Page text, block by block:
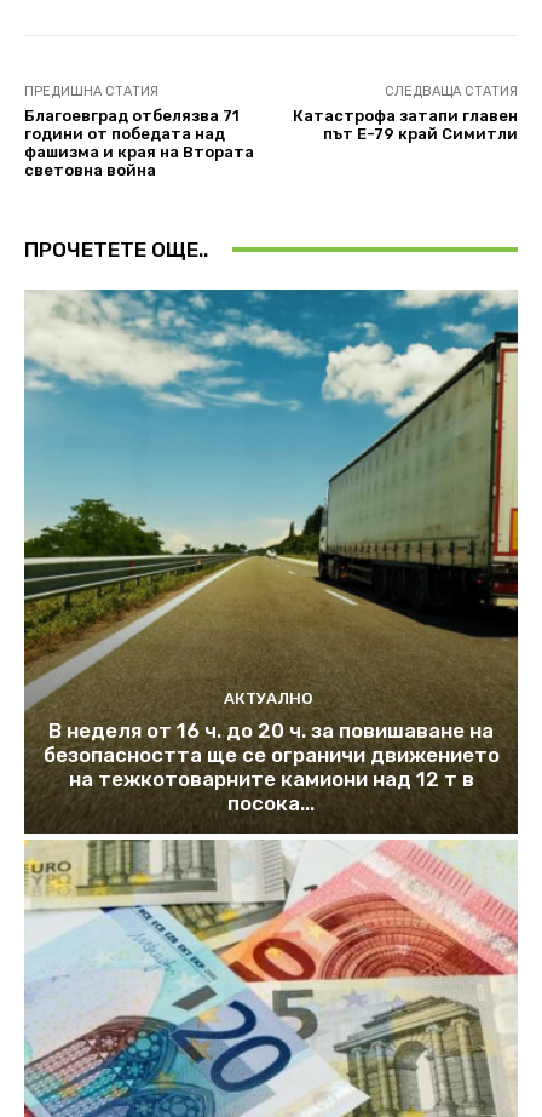
ПРЕДИШНА СТАТИЯ
Благоевград отбелязва 71
години от победата над
фашизма и края на Втората
световна война
СЛЕДВАЩА СТАТИЯ
Катастрофа затапи главен
път E-79 край Симитли
ПРОЧЕТЕТЕ ОЩЕ..
АКТУАЛНО
В неделя от 16 ч. до 20 ч. за повишаване на
безопасността ще се ограничи движението
на тежкотоварните камиони над 12 т в
посока...